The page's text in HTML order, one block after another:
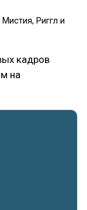
Риггл и
кадров
на